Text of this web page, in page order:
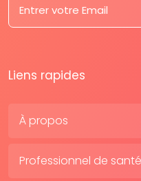
Liens rapides
À propos
Professionnel de